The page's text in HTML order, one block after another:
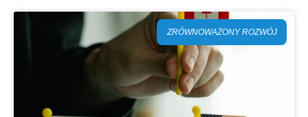
ZRÓWNOWAŻONY ROZWÓJ